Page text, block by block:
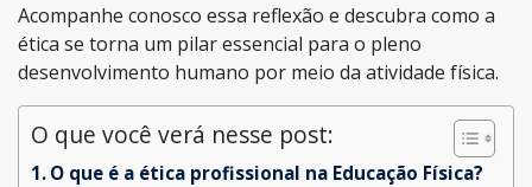
Acompanhe conosco essa reflexão e descubra como a
ética se torna um pilar essencial para o pleno
desenvolvimento humano por meio da atividade física.
O que você verá nesse post:
O que é a ética profissional na Educação Física?